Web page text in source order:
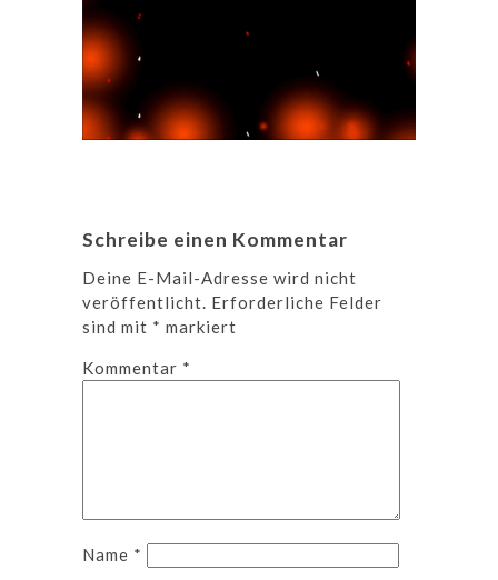
Schreibe einen Kommentar
Deine E-Mail-Adresse wird nicht
veröffentlicht. Erforderliche Felder
sind mit * markiert
Kommentar *
Name *